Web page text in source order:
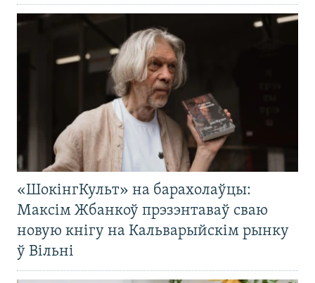
«ШокінгКульт» на барахолаўцы:
Максім Жбанкоў прэзэнтаваў сваю
новую кнігу на Кальварыйскім рынку
ў Вільні